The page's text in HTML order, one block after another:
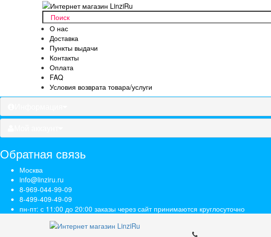
О нас
Доставка
Пункты выдачи
Контакты
Оплата
FAQ
Условия возврата товара/услуги
Обратная связь
Москва
info@linziru.ru
8-969-044-99-09
8-499-409-49-09
пн-пт: с 11:00 до 20:00 заказы через сайт принимаются круглосуточно